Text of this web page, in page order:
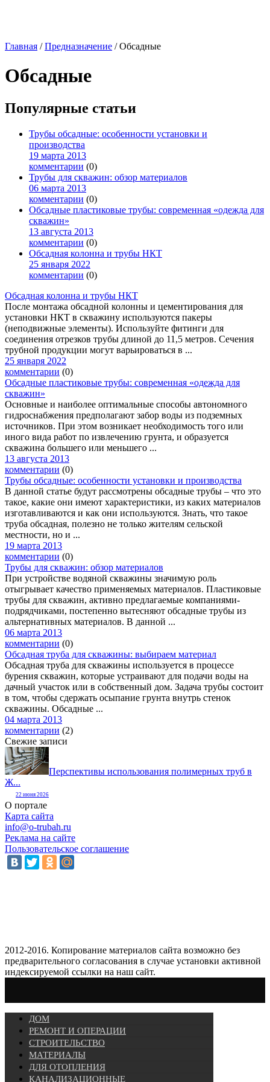
Главная /Предназначение /Обсадные
Обсадные
Популярные статьи
Трубы обсадные: особенности установки и
производства
19 марта 2013
комментарии (0)
Трубы для скважин: обзор материалов
06 марта 2013
комментарии (0)
Обсадные пластиковые трубы: современная «одежда для
скважин»
13 августа 2013
комментарии (0)
Обсадная колонна и трубы НКТ
25 января 2022
комментарии (0)
Обсадная колонна и трубы НКТ
После монтажа обсадной колонны и цементирования для
установки НКТ в скважину используются пакеры
(неподвижные элементы). Используйте фитинги для
соединения отрезков трубы длиной до 11,5 метров. Сечения
трубной продукции могут варьироваться в ...
25 января 2022
комментарии (0)
Обсадные пластиковые трубы: современная «одежда для
скважин»
Основные и наиболее оптимальные способы автономного
гидроснабжения предполагают забор воды из подземных
источников. При этом возникает необходимость того или
иного вида работ по извлечению грунта, и образуется
скважина большего или меньшего ...
13 августа 2013
комментарии (0)
Трубы обсадные: особенности установки и производства
В данной статье будут рассмотрены обсадные трубы – что это
такое, какие они имеют характеристики, из каких материалов
изготавливаются и как они используются. Знать, что такое
труба обсадная, полезно не только жителям сельской
местности, но и ...
19 марта 2013
комментарии (0)
Трубы для скважин: обзор материалов
При устройстве водяной скважины значимую роль
отыгрывает качество применяемых материалов. Пластиковые
трубы для скважин, активно предлагаемые компаниями-
подрядчиками, постепенно вытесняют обсадные трубы из
альтернативных материалов. В данной ...
06 марта 2013
комментарии (0)
Обсадная труба для скважины: выбираем материал
Обсадная труба для скважины используется в процессе
бурения скважин, которые устраивают для подачи воды на
дачный участок или в собственный дом. Задача трубы состоит
в том, чтобы сдержать осыпание грунта внутрь стенок
скважины. Обсадные ...
04 марта 2013
комментарии (2)
Свежие записи
Перспективы использования полимерных труб в
Ж...
22 июня 2026
О портале
Карта сайта
info@o-trubah.ru
Реклама на сайте
Пользовательское соглашение
2012-2016. Копирование материалов сайта возможно без
предварительного согласования в случае установки активной
индексируемой ссылки на наш сайт.
ДОМ
РЕМОНТ И ОПЕРАЦИИ
СТРОИТЕЛЬСТВО
МАТЕРИАЛЫ
ДЛЯ ОТОПЛЕНИЯ
КАНАЛИЗАЦИОННЫЕ